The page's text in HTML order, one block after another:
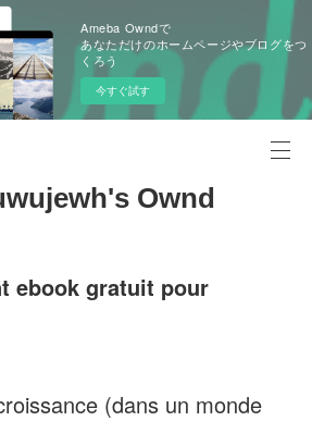
Ameba Owndで
あなただけのホームページやブログをつ
くろう
今すぐ試す
Ownd
ebook gratuit pour
(dans un monde